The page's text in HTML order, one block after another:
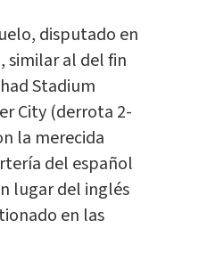
disputado en
similar al del fin
Stadium
City (derrota 2-
la merecida
del español
lugar del inglés
en las